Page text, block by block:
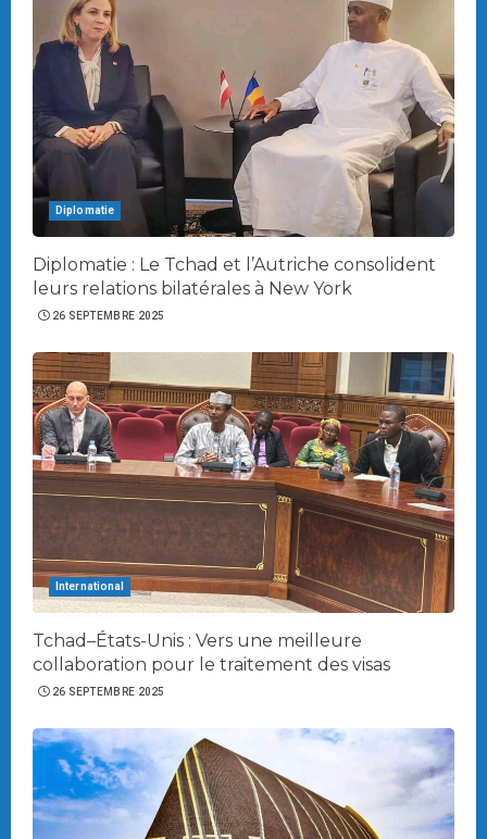
Diplomatie
Diplomatie : Le Tchad et l’Autriche consolident
leurs relations bilatérales à New York
26 SEPTEMBRE 2025
International
Tchad–États-Unis : Vers une meilleure
collaboration pour le traitement des visas
26 SEPTEMBRE 2025